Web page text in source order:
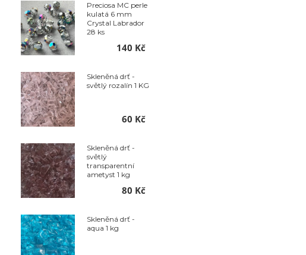
Preciosa MC perle
kulatá 6 mm
Crystal Labrador
28 ks
140 Kč
Skleněná drť -
světlý rozalín 1 KG
60 Kč
Skleněná drť -
světlý
transparentní
ametyst 1 kg
80 Kč
Skleněná drť -
aqua 1 kg